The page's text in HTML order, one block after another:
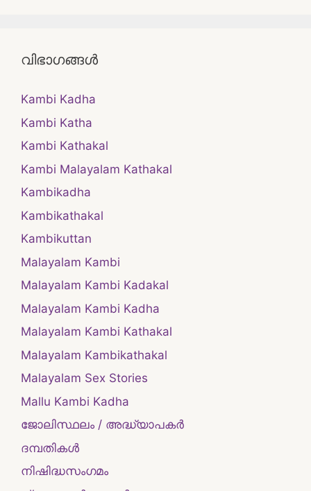
വിഭാഗങ്ങൾ
Kambi Kadha
Kambi Katha
Kambi Kathakal
Kambi Malayalam Kathakal
Kambikadha
Kambikathakal
Kambikuttan
Malayalam Kambi
Malayalam Kambi Kadakal
Malayalam Kambi Kadha
Malayalam Kambi Kathakal
Malayalam Kambikathakal
Malayalam Sex Stories
Mallu Kambi Kadha
ജോലിസ്ഥലം / അദ്ധ്യാപകർ
ദമ്പതികള്‍
നിഷിദ്ധസംഗമം